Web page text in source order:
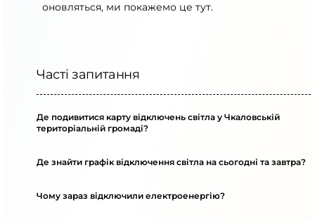
оновляться, ми покажемо це тут.
Часті запитання
Де подивитися карту відключень світла у Чкаловській
територіальній громаді?
Де знайти графік відключення світла на сьогодні та завтра?
Чому зараз відключили електроенергію?